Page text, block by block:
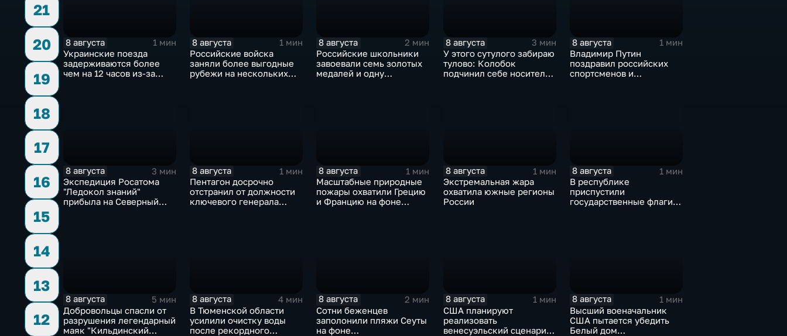
21
20
19
18
17
16
15
14
13
12
8 августа
1 мин
Украинские поезда
задерживаются более
чем на 12 часов из-за
8 августа
1 мин
Российские войска
заняли более выгодные
рубежи на нескольких
8 августа
2 мин
Российские школьники
завоевали семь золотых
медалей и одну
8 августа
3 мин
У этого сутулого забираю
тулово: Колобок
подчинил себе носителя
8 августа
1 мин
Владимир Путин
поздравил российских
спортсменов и
8 августа
3 мин
Экспедиция Росатома
"Ледокол знаний"
прибыла на Северный
8 августа
1 мин
Пентагон досрочно
отстранил от должности
ключевого генерала
8 августа
1 мин
Масштабные природные
пожары охватили Грецию
и Францию на фоне
8 августа
1 мин
Экстремальная жара
охватила южные регионы
России
8 августа
1 мин
В республике
приспустили
государственные флаги и
8 августа
5 мин
Добровольцы спасли от
разрушения легендарный
маяк "Кильдинский
8 августа
4 мин
В Тюменской области
усилили очистку воды
после рекордного
8 августа
2 мин
Сотни беженцев
заполонили пляжи Сеуты
на фоне
8 августа
1 мин
США планируют
реализовать
венесуэльский сценарий
8 августа
1 мин
Высший военачальник
США пытается убедить
Белый дом